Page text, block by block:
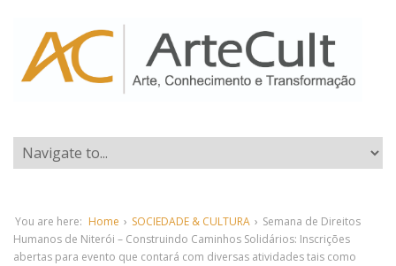
You are here: Home › SOCIEDADE & CULTURA › Semana de Direitos
Humanos de Niterói – Construindo Caminhos Solidários: Inscrições
abertas para evento que contará com diversas atividades tais como